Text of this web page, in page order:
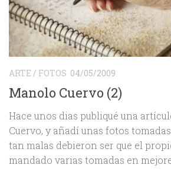
ARTE / FOTOS 04/05/2009
Manolo Cuervo (2)
Hace unos dias publiqué una
Cuervo, y añadí unas fotos
tan malas debieron ser que el
mandado varias tomadas en